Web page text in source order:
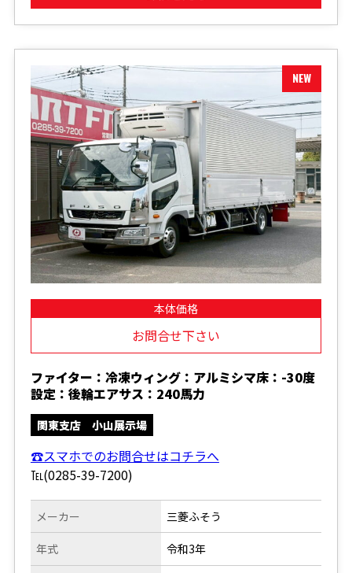
本体価格
お問合せ下さい
ファイター：冷凍ウィング：アルミシマ床：-30度
設定：後輪エアサス：240馬力
関東支店 小山展示場
☎スマホでのお問合せはコチラへ
℡(0285-39-7200)
メーカー
年式
三菱ふそう
令和3年